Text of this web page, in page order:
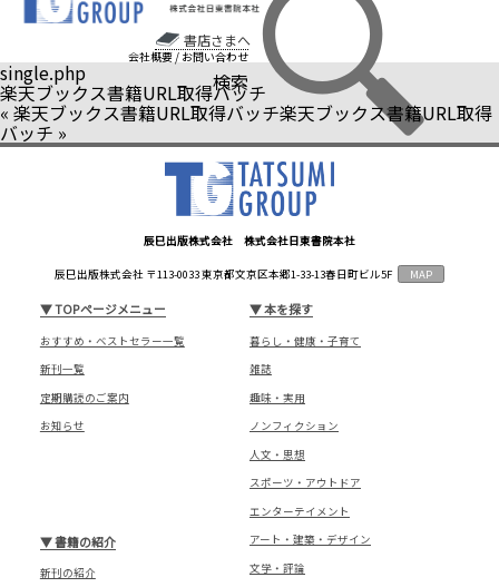
書店さまへ
会社概要 / お問い合わせ
検索
single.php
楽天ブックス書籍URL取得バッチ
« 楽天ブックス書籍URL取得バッチ楽天ブックス書籍URL取得
バッチ »
辰巳出版株式会社 株式会社日東書院本社
辰巳出版株式会社 〒113-0033 東京都文京区本郷1-33-13春日町ビル5F MAP
▼TOPページメニュー
おすすめ・ベストセラー一覧
新刊一覧
定期購読のご案内
お知らせ
▼本を探す
暮らし・健康・子育て
雑誌
趣味・実用
ノンフィクション
人文・思想
スポーツ・アウトドア
エンターテイメント
アート・建築・デザイン
文学・評論
▼書籍の紹介
新刊の紹介